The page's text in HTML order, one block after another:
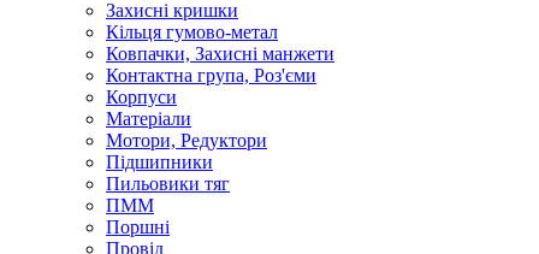
Захисні кришки
Кільця гумово-метал
Ковпачки, Захисні манжети
Контактна група, Роз'єми
Корпуси
Матеріали
Мотори, Редуктори
Підшипники
Пильовики тяг
ПММ
Поршні
Провід